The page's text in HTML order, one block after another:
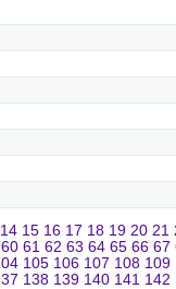
14 15 16 17 18 19 20 21
60 61 62 63 64 65 66 67
105 106 107 108 109
138 139 140 141 142